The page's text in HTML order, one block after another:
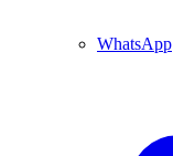
WhatsApp